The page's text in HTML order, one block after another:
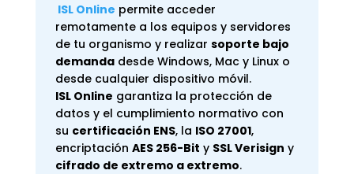
ISL Online permite acceder
remotamente a los equipos y servidores
de tu organismo y realizar soporte bajo
demandadesde Windows, Mac y Linux o
desde cualquier dispositivo móvil.
ISL Online garantiza la protección de
datos y el cumplimiento normativo con
su certificación ENS, la ISO 27001,
encriptación AES 256-Bit y SSL Verisign y
cifrado de extremo a extremo.